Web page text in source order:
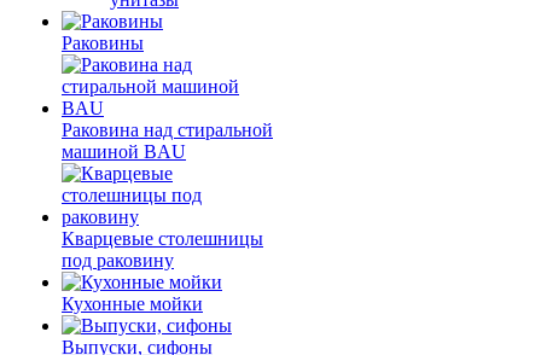
Раковины
Раковина над стиральной
машиной BAU
Кварцевые столешницы
под раковину
Кухонные мойки
Выпуски, сифоны